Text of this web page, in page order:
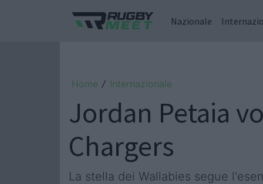
Nazionale
Home / Internazionale
Jordan Petaia
Chargers
La stella dei Wallabies segue